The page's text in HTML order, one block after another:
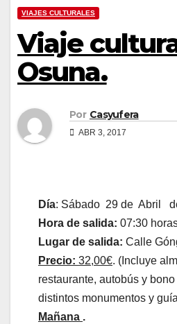
VIAJES CULTURALES
Viaje
Osuna.
Por Casyufera
ABR 3, 2017
Día: Sábado 29 de Abril
Hora de salida: 07:30
Lugar de salida: Calle
Precio: 32,00€. (Incluye
restaurante, autobús y
distintos monumentos y
Mañana .